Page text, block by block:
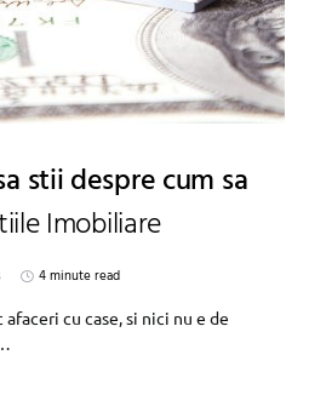
stii despre cum sa
Imobiliare
4 minute read
cu case, si nici nu e de